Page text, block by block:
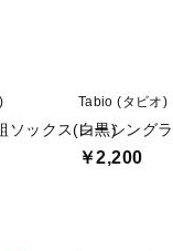
ソックス(白黒)
Tabio (タビオ)
レーシング
￥2,200